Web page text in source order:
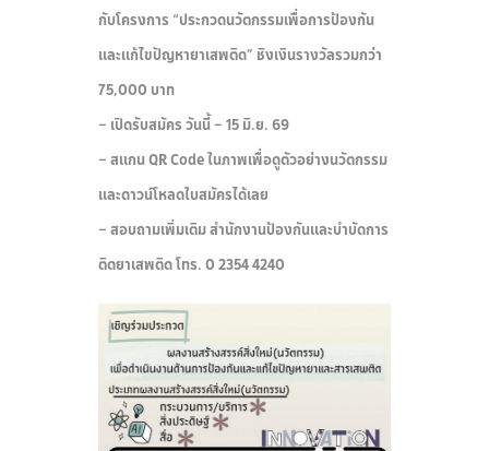
กับโครงการ “ประกวดนวัตกรรมเพื่อการป้องกัน
และแก้ไขปัญหายาเสพติด” ชิงเงินรางวัลรวมกว่า
75,000 บาท
– เปิดรับสมัคร วันนี้ – 15 มิ.ย. 69
– สแกน QR Code ในภาพเพื่อดูตัวอย่างนวัตกรรม
และดาวน์โหลดใบสมัครได้เลย
– สอบถามเพิ่มเติม สำนักงานป้องกันและบำบัดการ
ติดยาเสพติด โทร. 0 2354 4240